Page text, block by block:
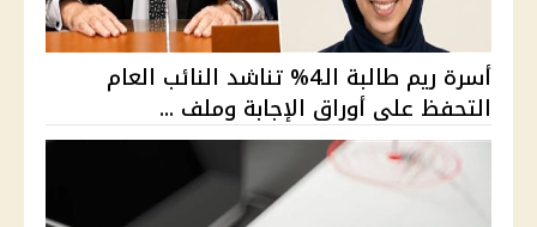
أسرة ريم طالبة الـ4% تناشد النائب العام
التحفظ على أوراق الإجابة وملف ...